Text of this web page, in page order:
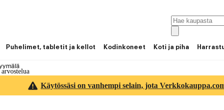
Puhelimet, tabletit ja kellot Kodinkoneet Koti ja piha
Käytössäsi on vanhempi selain, jota